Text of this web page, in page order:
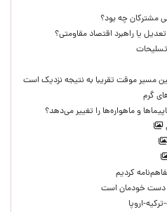
مشترکان چه بود؟
یا راهبرد اقتصاد مقاومتی؟
تسلیحات
مسیر موقت تقریبا به نتیجه نزدیک است
گرم
و ماهواره‌ها را تغییر می‌دهد؟
کردیم
دست خودمان است
اروپا